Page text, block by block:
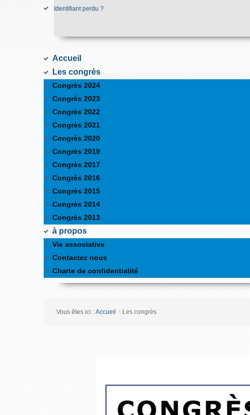
Identifiant perdu ?
Accueil
Les congrès
Congrès 2024
Congrès 2023
Congrès 2022
Congrès 2021
Congrès 2020
Congrès 2019
Congrès 2017
Congrès 2016
Congrès 2015
Congrès 2014
Congrès 2013
à propos
Vie associative
Contactez nous
Charte de confidentialité
Vous êtes ici : Accueil / Les congrès